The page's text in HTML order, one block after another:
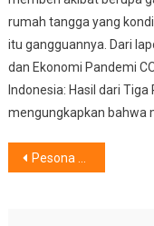
rumah tangga yang
itu gangguannya. Dari
dan Ekonomi Pandemi
Indonesia: Hasil dari
mengungkapkan bahwa
Post
Pesona ZETRIX MISS UNIVERSE INDONESIA 2025, Kecantikan Fisik Juga Intelektual